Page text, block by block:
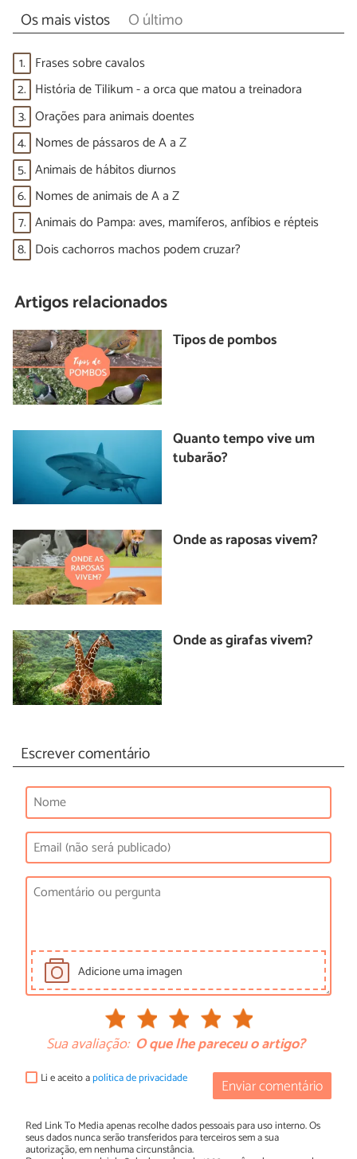
Os mais vistos O último
1. Frases sobre cavalos
2. História de Tilikum - a orca que matou a treinadora
3. Orações para animais doentes
4. Nomes de pássaros de A a Z
5. Animais de hábitos diurnos
6. Nomes de animais de A a Z
7. Animais do Pampa: aves, mamíferos, anfíbios e répteis
8. Dois cachorros machos podem cruzar?
Artigos relacionados
Tipos de pombos
Quanto tempo vive um
tubarão?
Onde as raposas vivem?
Onde as girafas vivem?
Escrever comentário
Adicione uma imagen
Sua avaliação: O que lhe pareceu o artigo?
Enviar comentário
Li e aceito apolítica de privacidade
Red Link To Media apenas recolhe dados pessoais para uso interno. Os
seus dados nunca serão transferidos para terceiros sem a sua
autorização, em nenhuma circunstância.